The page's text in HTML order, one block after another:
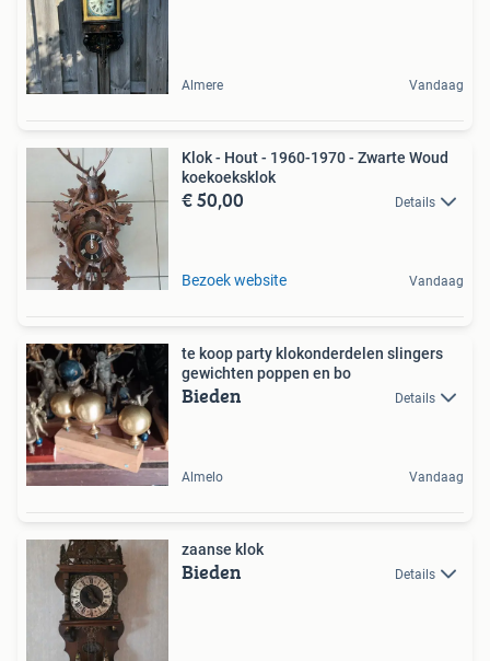
Almere Vandaag
Klok - Hout - 1960-1970 - Zwarte Woud
koekoeksklok
€ 50,00 Details
Bezoek website Vandaag
te koop party klokonderdelen slingers
gewichten poppen en bo
Bieden Details
Almelo Vandaag
zaanse klok
Bieden Details